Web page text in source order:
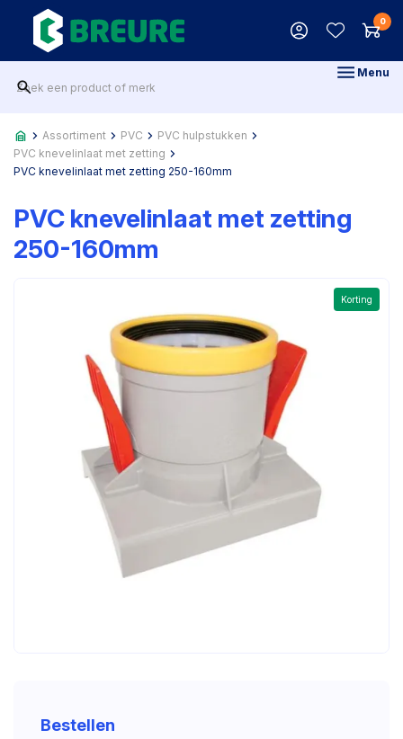
0
Menu
Assortiment PVC
PVC hulpstukken
PVC knevelinlaat met zetting
PVC knevelinlaat met zetting 250-160mm
PVC knevelinlaat met zetting
250-160mm
Korting
Bestellen